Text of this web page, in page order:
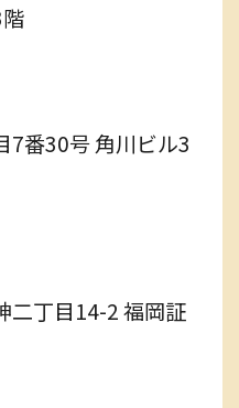
7番30号 角川ビル3
二丁目14-2 福岡証